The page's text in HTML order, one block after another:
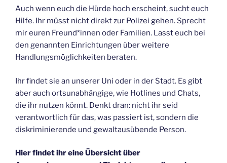
Auch wenn euch die Hürde hoch erscheint, sucht euch
Hilfe. Ihr müsst nicht direkt zur Polizei gehen. Sprecht
mir euren Freund*innen oder Familien. Lasst euch bei
den genannten Einrichtungen über weitere
Handlungsmöglichkeiten beraten.
Ihr findet sie an unserer Uni oder in der Stadt. Es gibt
aber auch ortsunabhängige, wie Hotlines und Chats,
die ihr nutzen könnt. Denkt dran: nicht ihr seid
verantwortlich für das, was passiert ist, sondern die
diskriminierende und gewaltausübende Person.
Hier findet ihr eine Übersicht über